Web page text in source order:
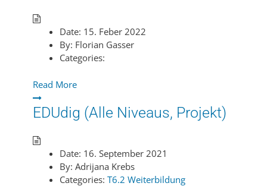
Date: 15. Feber 2022
By: Florian Gasser
Categories:
Read More
EDUdig (Alle Niveaus, Projekt)
Date: 16. September 2021
By: Adrijana Krebs
Categories: T6.2 Weiterbildung